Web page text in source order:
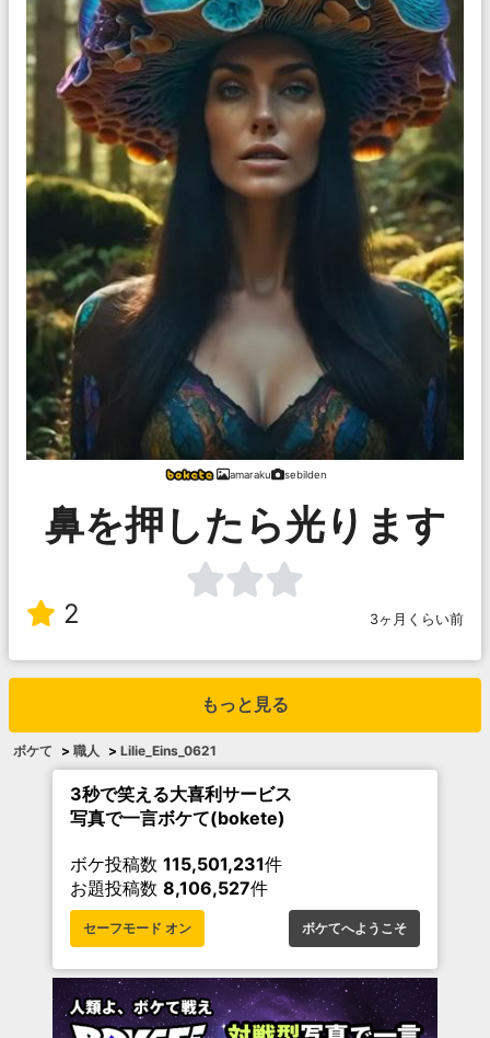
amaraku sebilden
鼻を押したら光ります
2 3ヶ月くらい前
もっと見る
ボケて > 職人 > Lilie_Eins_0621
3秒で笑える大喜利サービス
写真で一言ボケて(bokete)
ボケ投稿数 115,501,231件
お題投稿数 8,106,527件
セーフモード オン ボケてへようこそ